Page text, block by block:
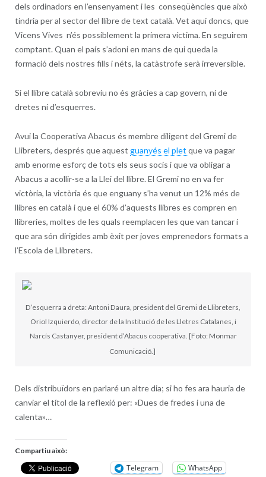
dels ordinadors en l’ensenyament i les conseqüències que això
tindria per al sector del llibre de text català. Vet aquí doncs, que
Vicens Vives n’és possiblement la primera víctima. En seguirem
comptant. Quan el país s’adoni en mans de qui queda la
formació dels nostres fills i néts, la catàstrofe serà irreversible.
Si el llibre català sobreviu no és gràcies a cap govern, ni de
dretes ni d’esquerres.
Avui la Cooperativa Abacus és membre diligent del Gremi de
Llibreters, després que aquest guanyés el plet que va pagar
amb enorme esforç de tots els seus socis i que va obligar a
Abacus a acollir-se a la Llei del llibre. El Gremi no en va fer
victòria, la victòria és que enguany s’ha venut un 12% més de
llibres en català i que el 60% d’aquests llibres es compren en
llibreries, moltes de les quals reemplacen les que van tancar i
que ara són dirigides amb èxit per joves emprenedors formats a
l’Escola de Llibreters.
D’esquerra a dreta: Antoni Daura, president del Gremi de Llibreters,
Oriol Izquierdo, director de la Institució de les Lletres Catalanes, i
Narcís Castanyer, president d’Abacus cooperativa. [Foto: Monmar
Comunicació.]
Dels distribuïdors en parlaré un altre dia; si ho fes ara hauria de
canviar el títol de la reflexió per: «Dues de fredes i una de
calenta»…
Compartiu això:
Telegram WhatsApp